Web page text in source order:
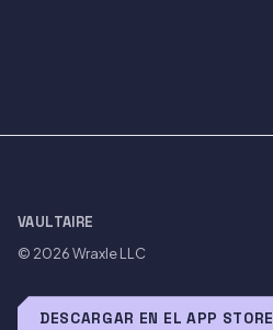
VAULTAIRE
© 2026Wraxle LLC
DESCARGAR EN EL APP STORE